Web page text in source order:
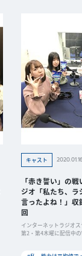
キャスト 2020.01.16
「赤き誓い」の
ジオ「私たち、ラ
言ったよね！」
回
インターネットラジオ
第2・第4木曜に配信中